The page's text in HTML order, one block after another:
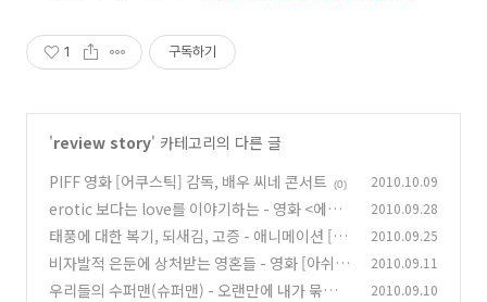
1 구독하기
'review story' 카테고리의 다른 글
PIFF 영화 [어쿠스틱] 감독, 배우 씨네 콘서트
(0) 2010.10.09
erotic 보다는 love를 이야기하는 - 영화 <에로
틱 번뇌 보이> (1)
2010.09.28
태풍에 대한 복기, 되새김, 고증 - 애니메이션 [W
anted]
(0)
2010.09.25
비자발적 은둔에 상처받는 영혼들 - 영화 [아쉬
람]
(0)
2010.09.11
우리들의 수퍼맨(슈퍼맨) - 오랜만에 내가 묶어본
2010.09.10